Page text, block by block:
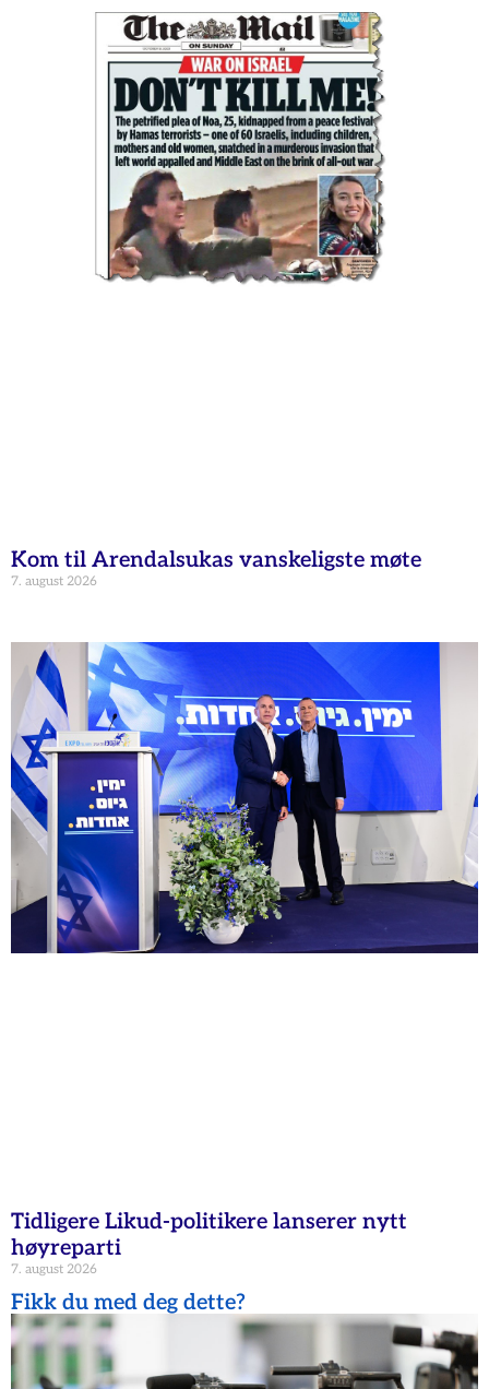
Kom til Arendalsukas vanskeligste møte
7. august 2026
Tidligere Likud-politikere lanserer nytt
høyreparti
7. august 2026
Fikk du med deg dette?